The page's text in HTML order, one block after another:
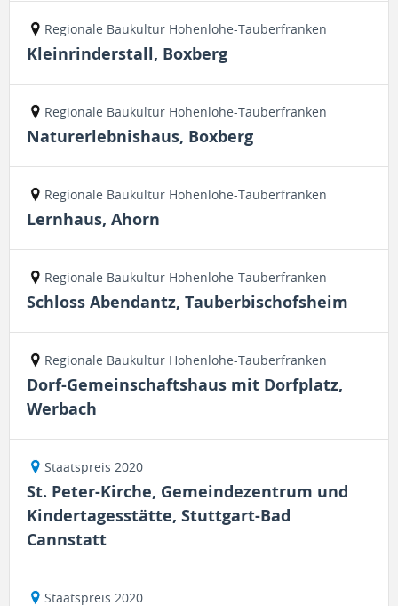
Regionale Baukultur Hohenlohe-Tauberfranken
Kleinrinderstall, Boxberg
Regionale Baukultur Hohenlohe-Tauberfranken
Naturerlebnishaus, Boxberg
Regionale Baukultur Hohenlohe-Tauberfranken
Lernhaus, Ahorn
Regionale Baukultur Hohenlohe-Tauberfranken
Schloss Abendantz, Tauberbischofsheim
Regionale Baukultur Hohenlohe-Tauberfranken
Dorf-Gemeinschaftshaus mit Dorfplatz,
Werbach
Staatspreis 2020
St. Peter-Kirche, Gemeindezentrum und
Kindertagesstätte, Stuttgart-Bad
Cannstatt
Staatspreis 2020